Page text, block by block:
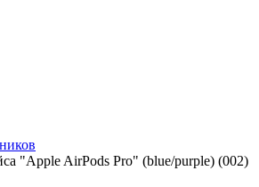
"Apple AirPods Pro" (blue/purple) (002)